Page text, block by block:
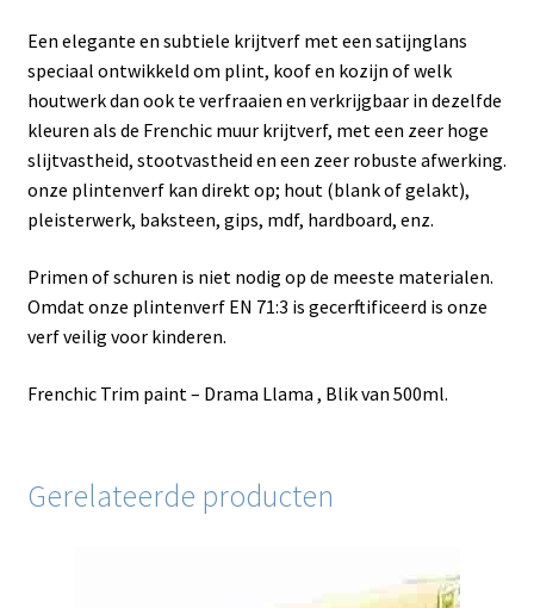
Een elegante en subtiele krijtverf met een satijnglans
speciaal ontwikkeld om plint, koof en kozijn of welk
houtwerk dan ook te verfraaien en verkrijgbaar in dezelfde
kleuren als de Frenchic muur krijtverf, met een zeer hoge
slijtvastheid, stootvastheid en een zeer robuste afwerking.
onze plintenverf kan direkt op; hout (blank of gelakt),
pleisterwerk, baksteen, gips, mdf, hardboard, enz.
Primen of schuren is niet nodig op de meeste materialen.
Omdat onze plintenverf EN 71:3 is gecerftificeerd is onze
verf veilig voor kinderen.
Frenchic Trim paint – Drama Llama , Blik van 500ml.
Gerelateerde producten